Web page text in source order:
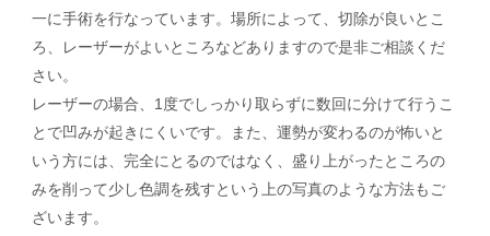
一に手術を行なっています。場所によって、切除が良いとこ
ろ、レーザーがよいところなどありますので是非ご相談くだ
さい。
レーザーの場合、1度でしっかり取らずに数回に分けて行うこ
とで凹みが起きにくいです。また、運勢が変わるのが怖いと
いう方には、完全にとるのではなく、盛り上がった ところの
みを削って少し色調を残すという上の写真のよう な方法もご
ざいます。